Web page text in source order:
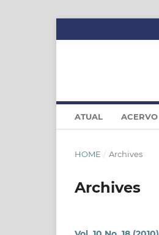
ATUAL ACERVO
HOME / Archives
Archives